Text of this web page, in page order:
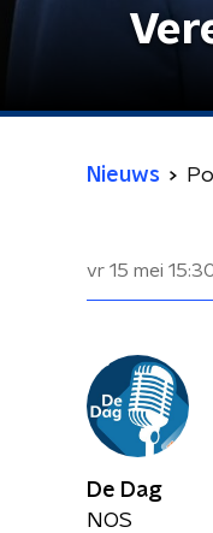
Nieuws
vr 15 mei
De Dag
NOS